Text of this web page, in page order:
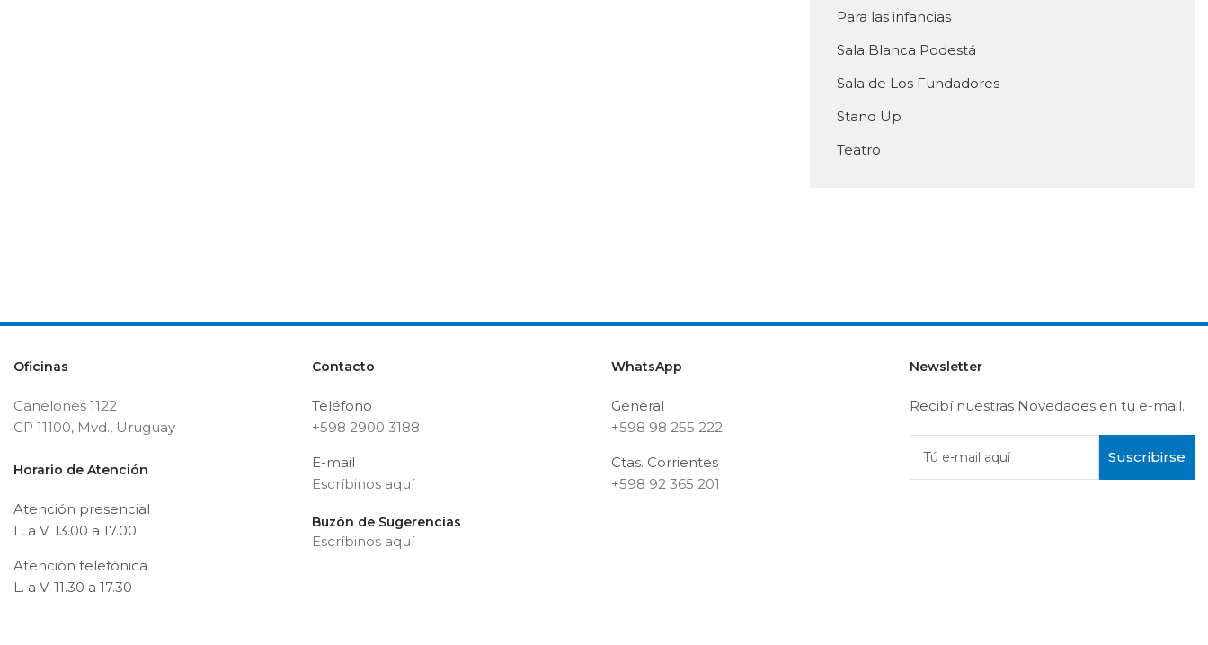
Para las infancias
Sala Blanca Podestá
Sala de Los Fundadores
Stand Up
Teatro
Oficinas
Canelones 1122
CP 11100, Mvd., Uruguay
Horario de Atención
Atención presencial
L. a V. 13.00 a 17.00
Atención telefónica
L. a V. 11.30 a 17.30
Contacto
Teléfono
+598 2900 3188
E-mail
Escríbinos aquí
Buzón de Sugerencias
Escríbinos aquí
WhatsApp
General
+598 98 255 222
Ctas. Corrientes
+598 92 365 201
Newsletter
Recibí nuestras Novedades en tu e-mail.
Tú e-mail aquí Suscribirse